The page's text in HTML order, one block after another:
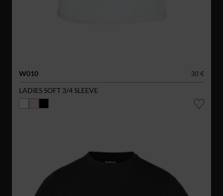
W010
30 €
LADIES SOFT 3/4 SLEEVE